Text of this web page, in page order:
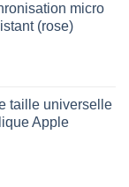
micro
(rose)
taille universelle
Apple